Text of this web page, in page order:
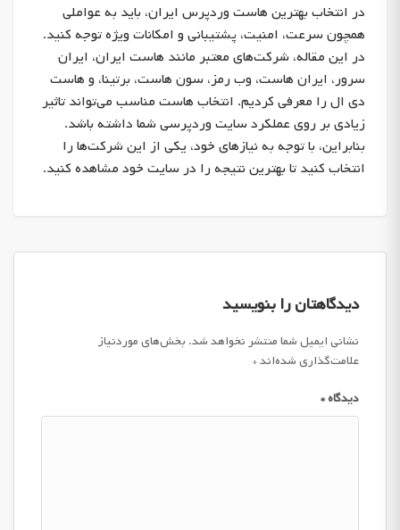
در انتخاب بهترین هاست وردپرس ایران، باید به عواملی
همچون سرعت، امنیت، پشتیبانی و امکانات ویژه توجه کنید.
در این مقاله، شرکت‌های معتبر مانند هاست ایران، ایران
سرور، ایران هاست، وب رمز، سون هاست، برتینا، و هاست
دی ال را معرفی کردیم. انتخاب هاست مناسب می‌تواند تاثیر
زیادی بر روی عملکرد سایت وردپرسی شما داشته باشد.
بنابراین، با توجه به نیازهای خود، یکی از این شرکت‌ها را
انتخاب کنید تا بهترین نتیجه را در سایت خود مشاهده کنید.
دیدگاهتان را بنویسید
نشانی ایمیل شما منتشر نخواهد شد. بخش‌های موردنیاز
علامت‌گذاری شده‌اند*
دیدگاه*